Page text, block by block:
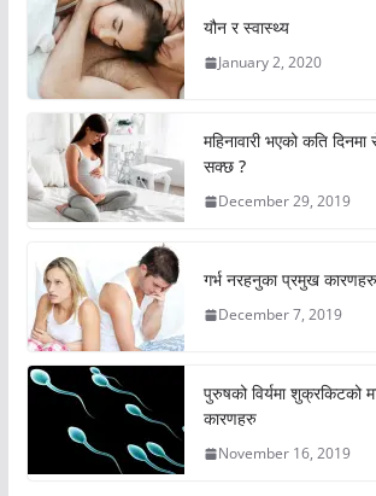
यौन र स्वास्थ्य
January 2, 2020
महिनावारी भएको कति दिनमा
सक्छ ?
December 29, 2019
गर्भ नरहनुका प्रमुख
December 7, 2019
पुरुषको विर्यमा शुक्रकिटको
कारणहरु
November 16, 2019